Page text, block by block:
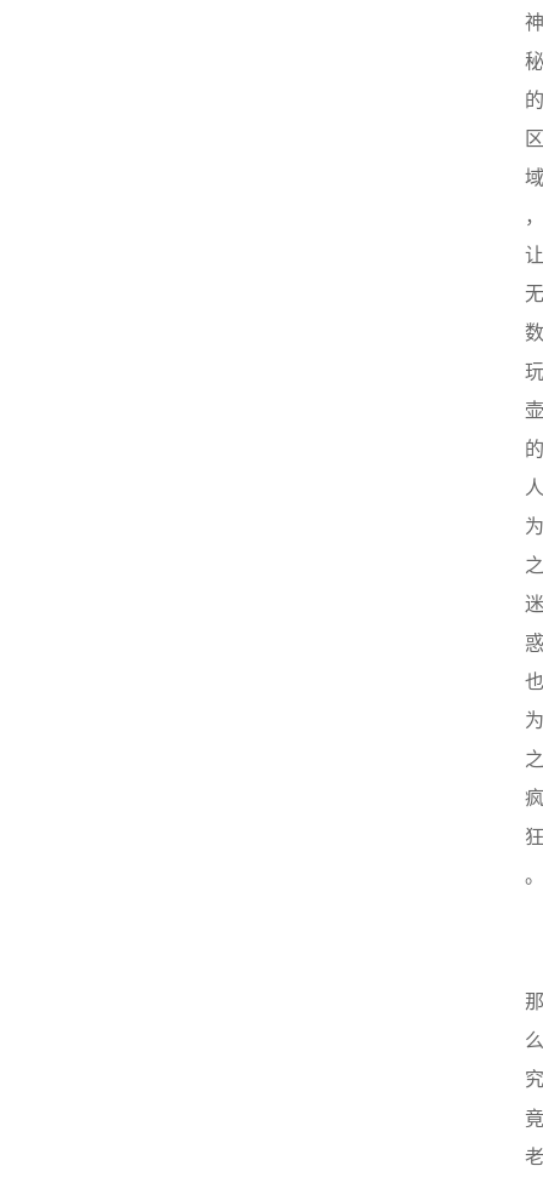
神
秘
的
区
域
，
让
无
数
玩
壶
的
人
为
之
迷
惑
也
为
之
疯
狂
。
那
么
究
竟
老